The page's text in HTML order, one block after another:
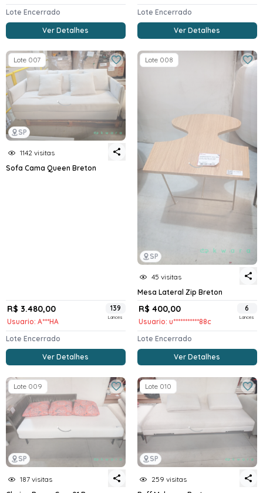
Lote Encerrado
Ver Detalhes
Lote Encerrado
Ver Detalhes
SP
Lote 007
1142 visitas
Sofa Cama Queen Breton
R$ 3.480,00
Usuario: A***HA
139
Lances
Lote Encerrado
Ver Detalhes
SP
Lote 008
45 visitas
Mesa Lateral Zip Breton
R$ 400,00
Usuario: u***********88c
6
Lances
Lote Encerrado
Ver Detalhes
SP
Lote 009
187 visitas
SP
Lote 010
259 visitas